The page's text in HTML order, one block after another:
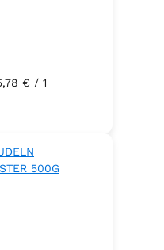
€ / 1